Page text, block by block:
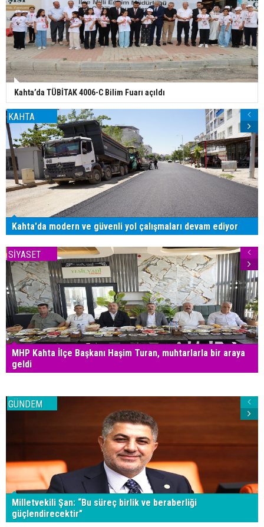
Kahta’da TÜBİTAK 4006-C Bilim Fuarı açıldı
KAHTA
Kahta'da modern ve güvenli yol çalışmaları devam ediyor
SİYASET
MHP Kahta İlçe Başkanı Haşim Turan, muhtarlarla bir araya
geldi
GÜNDEM
Milletvekili Şan: “Bu süreç birlik ve beraberliği
güçlendirecektir”